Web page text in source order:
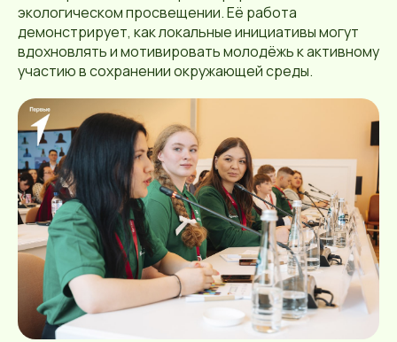
экологическом просвещении. Её работа
демонстрирует, как локальные инициативы могут
вдохновлять и мотивировать молодёжь к активному
участию в сохранении окружающей среды.